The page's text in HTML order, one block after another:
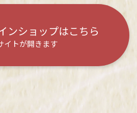
ンショップはこちら
イトが開きます